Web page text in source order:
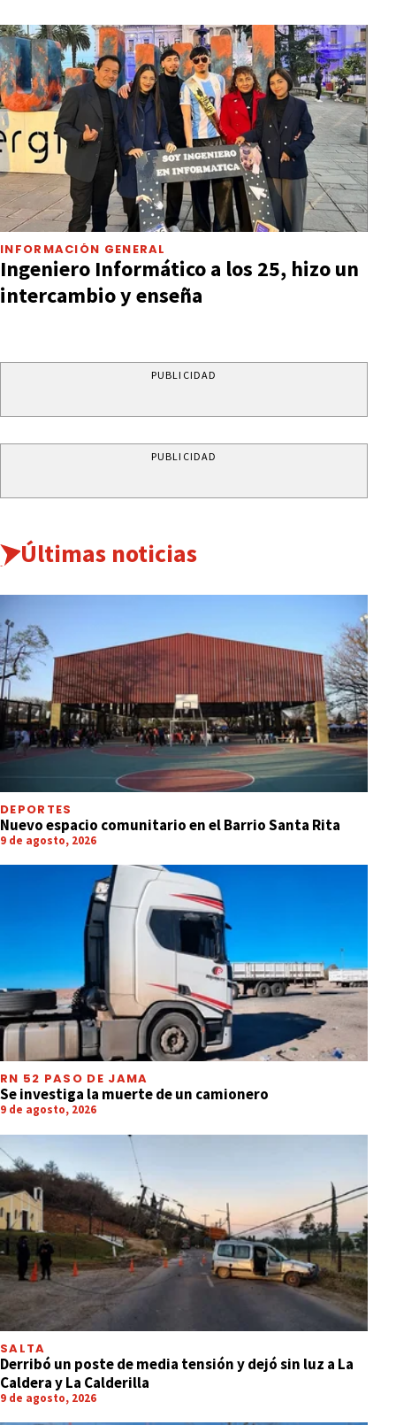
INFORMACIÓN GENERAL
Ingeniero Informático a los 25, hizo un
intercambio y enseña
PUBLICIDAD
PUBLICIDAD
Últimas noticias
DEPORTES
Nuevo espacio comunitario en el Barrio Santa Rita
9 de agosto, 2026
RN 52 PASO DE JAMA
Se investiga la muerte de un camionero
9 de agosto, 2026
SALTA
Derribó un poste de media tensión y dejó sin luz a La
Caldera y La Calderilla
9 de agosto, 2026